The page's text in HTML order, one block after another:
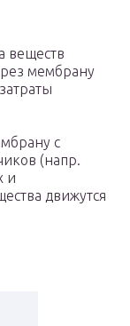
веществ
мембрану
с
(напр.
и
движутся